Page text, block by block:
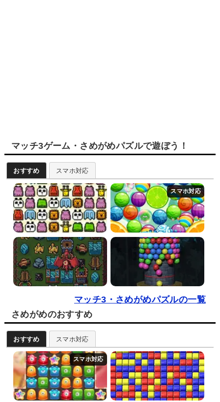
マッチ3ゲーム・さめがめパズルで遊ぼう！
おすすめ スマホ対応
マッチ3・さめがめパズルの一覧
さめがめのおすすめ
おすすめ スマホ対応